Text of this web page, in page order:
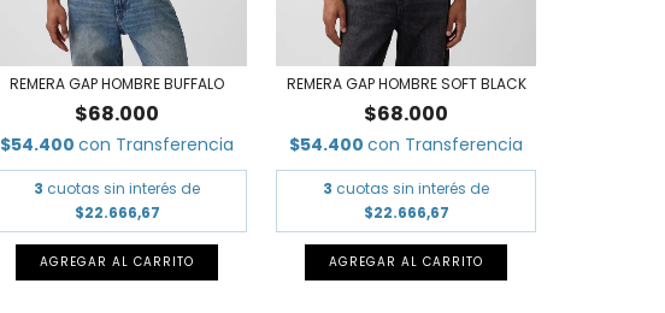
REMERA GAP HOMBRE BUFFALO
$68.000
$54.400con Transferencia
3 cuotas sin interés de
$22.666,67
AGREGAR AL CARRITO
REMERA GAP HOMBRE SOFT BLACK
$68.000
$54.400con Transferencia
3 cuotas sin interés de
$22.666,67
AGREGAR AL CARRITO